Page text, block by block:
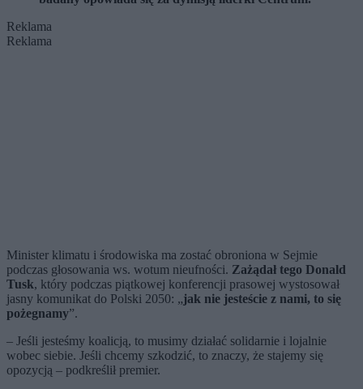
Reklama
Reklama
Minister klimatu i środowiska ma zostać obroniona w Sejmie
podczas głosowania ws. wotum nieufności. Zażądał tego Donald
Tusk, który podczas piątkowej konferencji prasowej wystosował
jasny komunikat do Polski 2050: „jak nie jesteście z nami, to się
pożegnamy”.
– Jeśli jesteśmy koalicją, to musimy działać solidarnie i lojalnie
wobec siebie. Jeśli chcemy szkodzić, to znaczy, że stajemy się
opozycją – podkreślił premier.